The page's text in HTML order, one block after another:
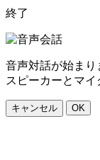
終了
音声対話が始まり
スピーカーとマイ
キャンセル OK